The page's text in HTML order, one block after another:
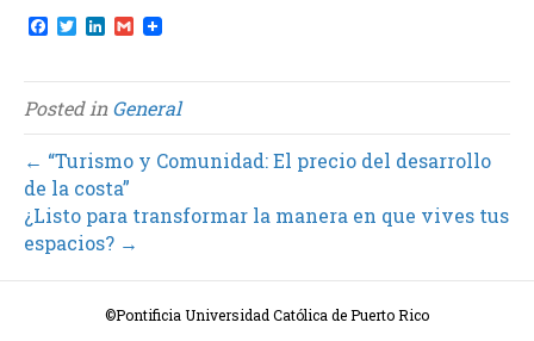
F
e
b
o
o
k
T
t
t
e
r
L
k
e
d
I
n
G
i
l
Posted inGeneral
← “Turismo y Comunidad: El precio del desarrollo
de la costa”
¿Listo para transformar la manera en que vives tus
espacios? →
©Pontificia Universidad Católica de Puerto Rico